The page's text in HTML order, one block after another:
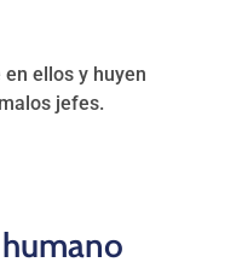
ellos y huyen
jefes.